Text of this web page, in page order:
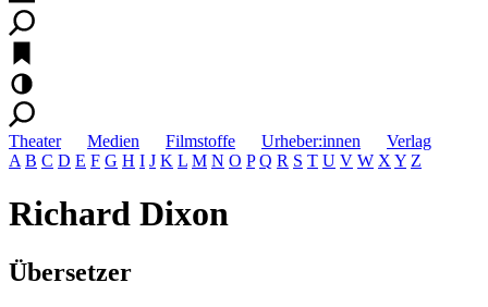
Theater Medien Filmstoffe Urheber:innen
Verlag
A B C D E F G H I J K L M N O P Q R S T U V W X Y Z
Richard Dixon
Übersetzer